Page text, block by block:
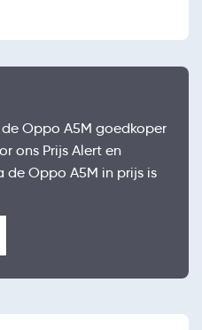
Oppo A5M goedkoper
ons Prijs Alert en
Oppo A5M in prijs is